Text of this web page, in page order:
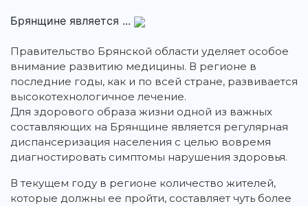
Брянщине является ...
Правительство Брянской области уделяет особое
внимание развитию медицины. В регионе в
последние годы, как и по всей стране, развивается
высокотехнологичное лечение.
Для здорового образа жизни одной из важных
составляющих на Брянщине является регулярная
диспансеризация населения с целью вовремя
диагностировать симптомы нарушения здоровья.
В текущем году в регионе количество жителей,
которые должны ее пройти, составляет чуть более